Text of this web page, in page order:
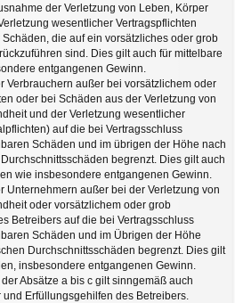
der Verletzung von Leben, Körper
wesentlicher Vertragspflichten
die auf ein vorsätzliches oder grob
sind. Dies gilt auch für mittelbare
entgangenen Gewinn.
Verbrauchern außer bei vorsätzlichem oder
oder bei Schäden aus der Verletzung von
und der Verletzung wesentlicher
auf die bei Vertragsschluss
Schäden und im übrigen der Höhe nach
begrenzt. Dies gilt auch
wie insbesondere entgangenen Gewinn.
Unternehmern außer bei der Verletzung von
oder vorsätzlichem oder grob
Betreibers auf die bei Vertragsschluss
Schäden und im Übrigen der Höhe
Durchschnittsschäden begrenzt. Dies gilt
insbesondere entgangenen Gewinn.
Absätze a bis c gilt sinngemäß auch
Erfüllungsgehilfen des Betreibers.